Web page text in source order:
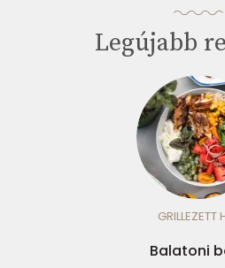
Legújabb
GRILLEZETT
Balatoni